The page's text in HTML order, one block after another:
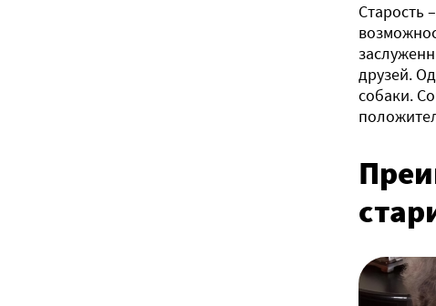
Старость
друзей.
собаки.